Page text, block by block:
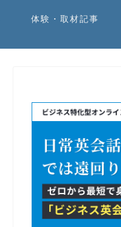
体験・取材記事